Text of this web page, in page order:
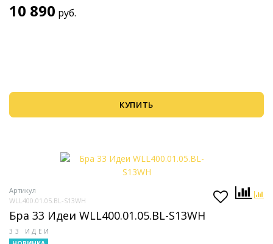
10 890 руб.
КУПИТЬ
Артикул
WLL400.01.05.BL-S13WH
Бра 33 Идеи WLL400.01.05.BL-S13WH
33 ИДЕИ